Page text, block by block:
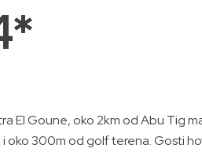
El Goune, oko 2km od Abu
i oko 300m od golf terena.